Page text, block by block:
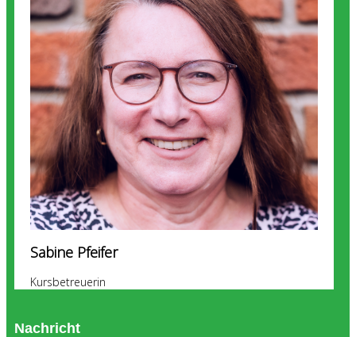
Sabine Pfeifer
Kursbetreuerin
Nachricht